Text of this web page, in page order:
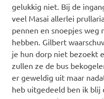
gelukkig niet. Bij de
veel Masai allerlei
pennen en snoepjes weg
hebben. Gilbert
je hun dorp niet bezoekt
zullen ze de bus
er geweldig uit maar
heb uitgedeeld ben ik blij